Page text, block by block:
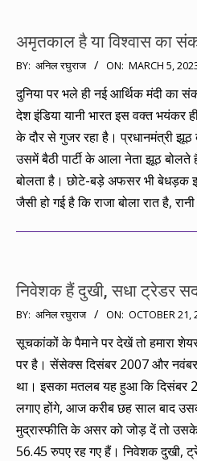
अमृतकाल है या विश्वास का
2023-
03-
05
BY: अनिल रघुराज ON: MARCH 5,
दुनिया पर भले ही नई आर्थिक मंदी का
देश इंडिया यानी भारत इस वक्त भयंकर
के दौर से गुजर रहा है। प्रधानमंत्री
उसमें बैठी पार्टी के आला नेता झूठ
बोलता है। छोटे-बड़े अफसर भी बेधड़क
जैसी हो गई है कि राजा बोला रात है,
निवेशक हैं दुखी, सधा ट्रेडर
2013-
21
BY: अनिल रघुराज ON: OCTOBER 21,
सूचकांकों के पैमाने पर देखें तो हमारा
पर है। सेंसेक्स दिसंबर 2007 और नवंबर
था। इसका मतलब यह हुआ कि
लगाए होंगे, आज करीब छह साल बाद
मुद्रास्फीति के असर को जोड़ दें तो
56.45 रुपए रह गए हैं। निवेशक